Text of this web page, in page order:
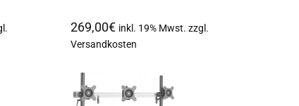
269,00€ inkl. 19% Mwst. zzgl.
Versandkosten